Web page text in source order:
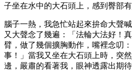
子坐在水中的大石頭上，感到臀部有
腦子一熱，我急忙站起來拚命大聲
又大聲念了幾遍：「法輪大法好！
臂，做了幾個擴胸動作，嘴裡念叨
事！」當我又坐在大石頭上時，突
邊，嚴肅的看著我，眼神透露出期